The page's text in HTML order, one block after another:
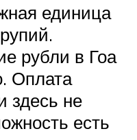
единица
рубли в Гоа
Оплата
здесь не
есть